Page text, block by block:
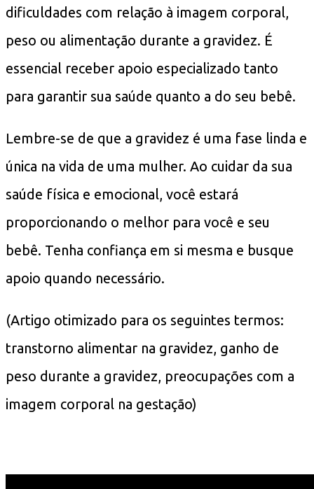
dificuldades com relação à imagem corporal,
peso ou alimentação durante a gravidez. É
essencial receber apoio especializado tanto
para garantir sua saúde quanto a do seu bebê.
Lembre-se de que a gravidez é uma fase linda e
única na vida de uma mulher. Ao cuidar da sua
saúde física e emocional, você estará
proporcionando o melhor para você e seu
bebê. Tenha confiança em si mesma e busque
apoio quando necessário.
(Artigo otimizado para os seguintes termos:
transtorno alimentar na gravidez, ganho de
peso durante a gravidez, preocupações com a
imagem corporal na gestação)